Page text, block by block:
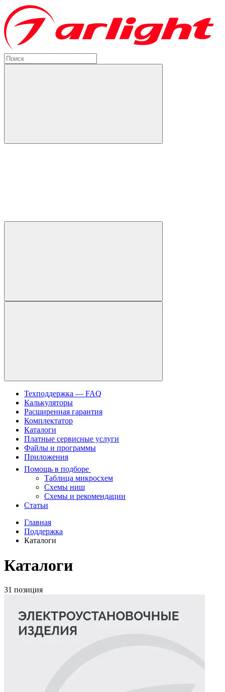
Техподдержка — FAQ
Калькуляторы
Расширенная гарантия
Комплектатор
Каталоги
Платные сервисные услуги
Файлы и программы
Приложения
Помощь в подборе
Таблица микросхем
Схемы ниш
Схемы и рекомендации
Статьи
Главная
Поддержка
Каталоги
Каталоги
31 позиция